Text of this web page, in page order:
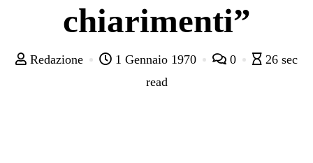
chiarimenti”
Redazione 1 Gennaio 1970 0
26 sec
read